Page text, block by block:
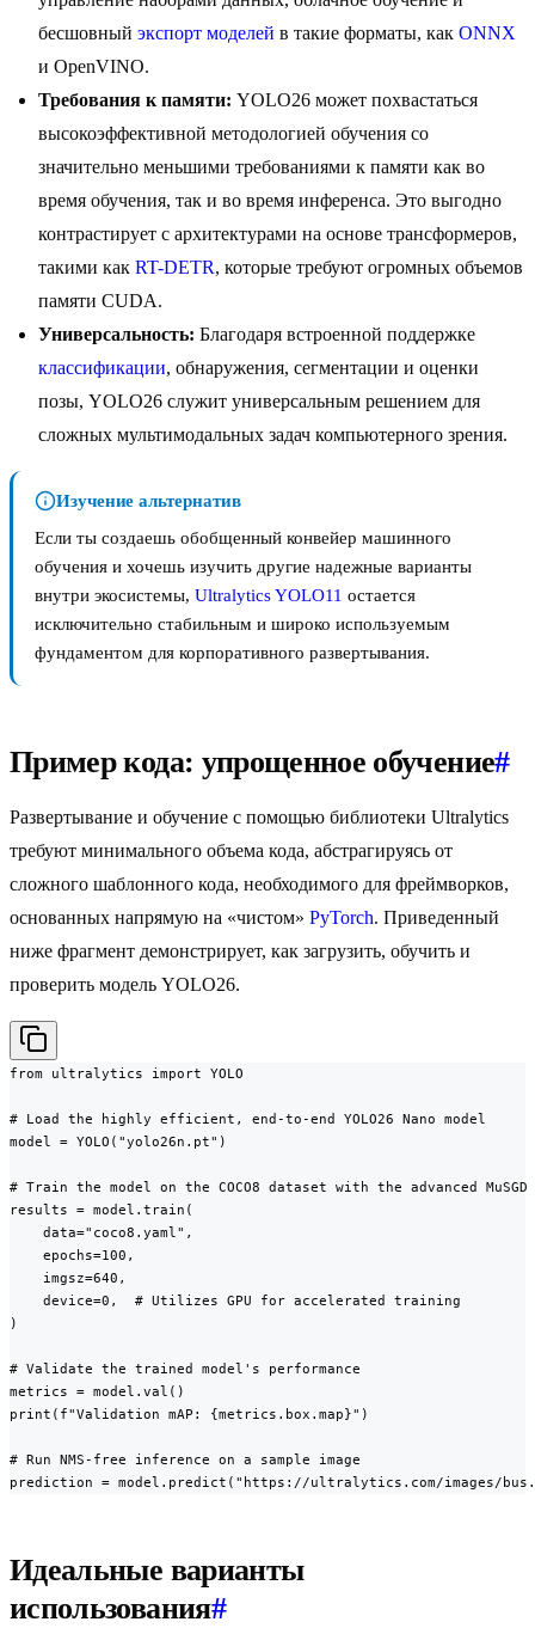
бесшовный экспорт моделей в такие форматы, как ONNX
и OpenVINO.
Требования к памяти: YOLO26 может похвастаться
высокоэффективной методологией обучения со
значительно меньшими требованиями к памяти как во
время обучения, так и во время инференса. Это выгодно
контрастирует с архитектурами на основе трансформеров,
такими как RT-DETR, которые требуют огромных объемов
памяти CUDA.
Универсальность: Благодаря встроенной поддержке
классификации, обнаружения, сегментации и оценки
позы, YOLO26 служит универсальным решением для
сложных мультимодальных задач компьютерного зрения.
Изучение альтернатив
Если ты создаешь обобщенный конвейер машинного
обучения и хочешь изучить другие надежные варианты
внутри экосистемы, Ultralytics YOLO11 остается
исключительно стабильным и широко используемым
фундаментом для корпоративного развертывания.
Пример кода: упрощенное обучение#
Развертывание и обучение с помощью библиотеки Ultralytics
требуют минимального объема кода, абстрагируясь от
сложного шаблонного кода, необходимого для фреймворков,
основанных напрямую на «чистом» PyTorch. Приведенный
ниже фрагмент демонстрирует, как загрузить, обучить и
проверить модель YOLO26.
from ultralytics import YOLO
# Load the highly efficient, end-to-end YOLO26 Nano model
model = YOLO("yolo26n.pt")
# Train the model on the COCO8 dataset with the advanced
results = model.train(
    data="coco8.yaml",
    epochs=100,
    imgsz=640,
    device=0,  # Utilizes GPU for accelerated training
)
# Validate the trained model's performance
metrics = model.val()
print(f"Validation mAP: {metrics.box.map}")
# Run NMS-free inference on a sample image
prediction = model.predict("https://ultralytics.com/images/
Идеальные варианты
использования#